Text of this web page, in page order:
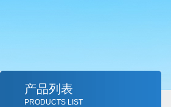
产品列表
PRODUCTS LIST